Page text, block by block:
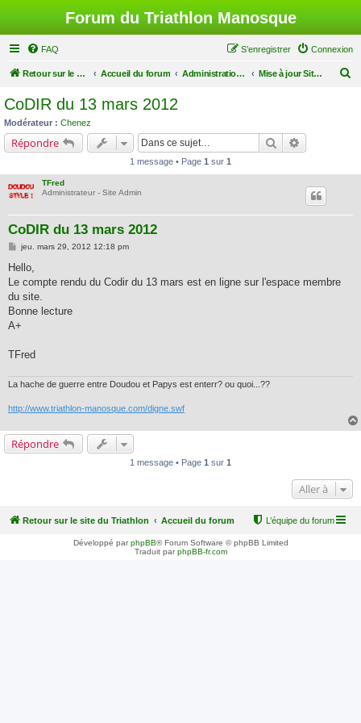
Forum du Triathlon Manosque
FAQ Connexion
S’enregistrer
Retour sur le site du Triathlon Accueil du forum Administration du Forum Mise à jour Site Web
CoDIR du 13 mars 2012
Modérateur : Chenez
Répondre Rechercher
1 message • Page 1 sur 1
TFred
Administrateur - Site Admin
CoDIR du 13 mars 2012
M
s
a
g
jeu. mars 29, 2012 12:18 pm
Hello,
Le compte rendu du Codir du 13 mars est en ligne sur l'espace membre
du site.
Bonne lecture
A+
TFred
La hache de guerre entre Doudou et Papys est enterr? ou quoi...??
http://www.triathlon-manosque.com/digne.swf
Répondre
1 message • Page 1 sur 1
Aller à
Retour sur le site du Triathlon Accueil du forum L’équipe du forum
Développé parphpBB® Forum Software © phpBB Limited
Traduit parphpBB-fr.com